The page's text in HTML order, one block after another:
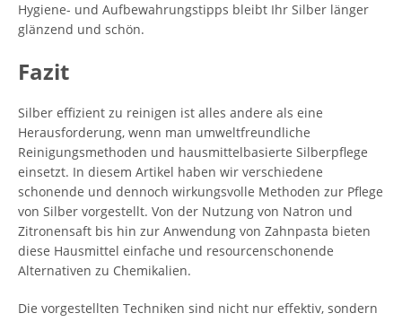
Hygiene- und Aufbewahrungstipps bleibt Ihr Silber länger
glänzend und schön.
Fazit
Silber effizient zu reinigen ist alles andere als eine
Herausforderung, wenn man umweltfreundliche
Reinigungsmethoden und hausmittelbasierte Silberpflege
einsetzt. In diesem Artikel haben wir verschiedene
schonende und dennoch wirkungsvolle Methoden zur Pflege
von Silber vorgestellt. Von der Nutzung von Natron und
Zitronensaft bis hin zur Anwendung von Zahnpasta bieten
diese Hausmittel einfache und resourcenschonende
Alternativen zu Chemikalien.
Die vorgestellten Techniken sind nicht nur effektiv, sondern